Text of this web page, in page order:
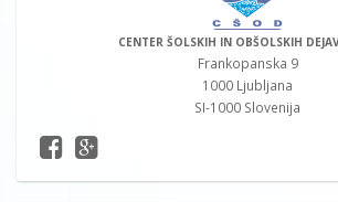
CENTER ŠOLSKIH IN OBŠOLSKIH
Frankopanska 9
1000 Ljubljana
SI-1000 Slovenija